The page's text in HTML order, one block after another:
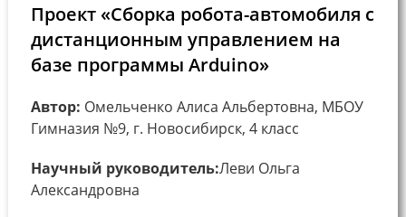
Проект «Сборка робота-автомобиля с
дистанционным управлением на
базе программы Arduino»
Автор: Омельченко Алиса Альбертовна, МБОУ
Гимназия №9, г. Новосибирск, 4 класс
Научный руководитель:Леви Ольга
Александровна